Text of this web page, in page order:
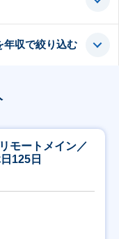
年収で絞り込む
モートメイン／
125日